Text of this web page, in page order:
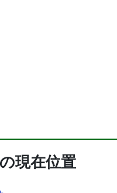
現在位置